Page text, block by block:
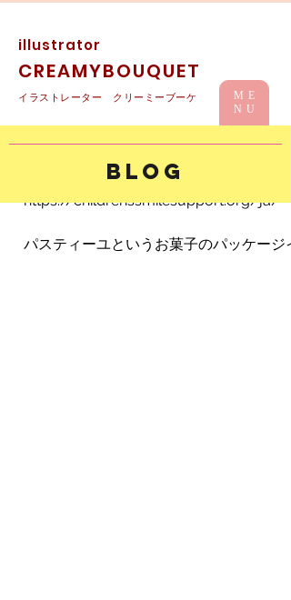
illustrator
CREAMYBOUQUET
イラストレーター クリーミーブーケ
ME
NU
ウクライナ避難民🇺🇦支
ポーランドに避難するウクライナの支
https://childrenssmilesupport.org/ja/
パスティーユというお菓子のパッケー
BLOG